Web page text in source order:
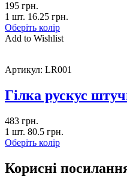
195 грн.
1 шт. 16.25 грн.
Оберіть колір
Add to Wishlist
Артикул: LR001
Гілка рускус
483 грн.
1 шт. 80.5 грн.
Оберіть колір
Корисні